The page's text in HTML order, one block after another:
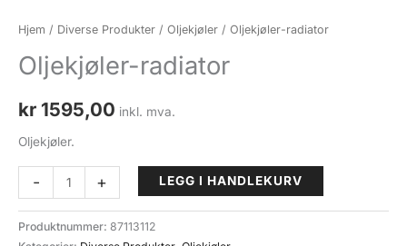
Hjem / Diverse Produkter / Oljekjøler / Oljekjøler-radiator
Oljekjøler-radiator
kr 1595,00 inkl. mva.
Oljekjøler.
-
Oljekjøler-
radiator
antall
+ LEGG I HANDLEKURV
Produktnummer: 87113112